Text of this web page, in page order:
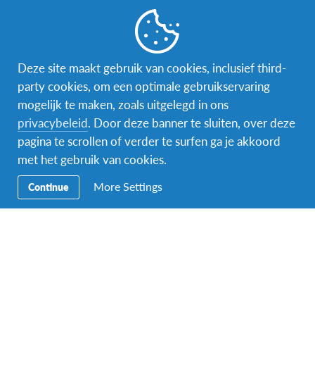
FacebookInstagramMessenger
Secundaire
Navigatie
Naar het buitenland
Word gastgezin
Deze site maakt gebruik van cookies, inclusief third-
party cookies, om een optimale gebruikservaring
mogelijk te maken, zoals uitgelegd in ons
privacybeleid. Door deze banner te sluiten, over deze
pagina te scrollen of verder te surfen ga je akkoord
met het gebruik van cookies.
Continue More Settings